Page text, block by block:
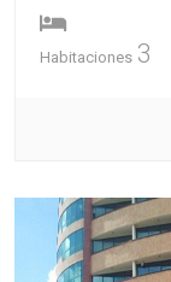
Habitaciones 3